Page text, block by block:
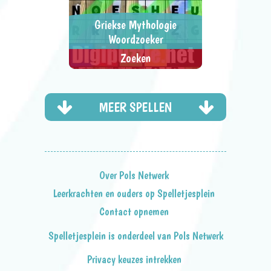
Griekse Mythologie
Woordzoeker
Zoeken
MEER SPELLEN
Over Pols Netwerk
Leerkrachten en ouders op Spelletjesplein
Contact opnemen
Spelletjesplein is onderdeel van Pols Netwerk
Privacy keuzes intrekken